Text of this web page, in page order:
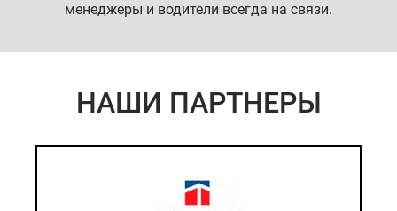
менеджеры и водители всегда на связи.
НАШИ ПАРТНЕРЫ